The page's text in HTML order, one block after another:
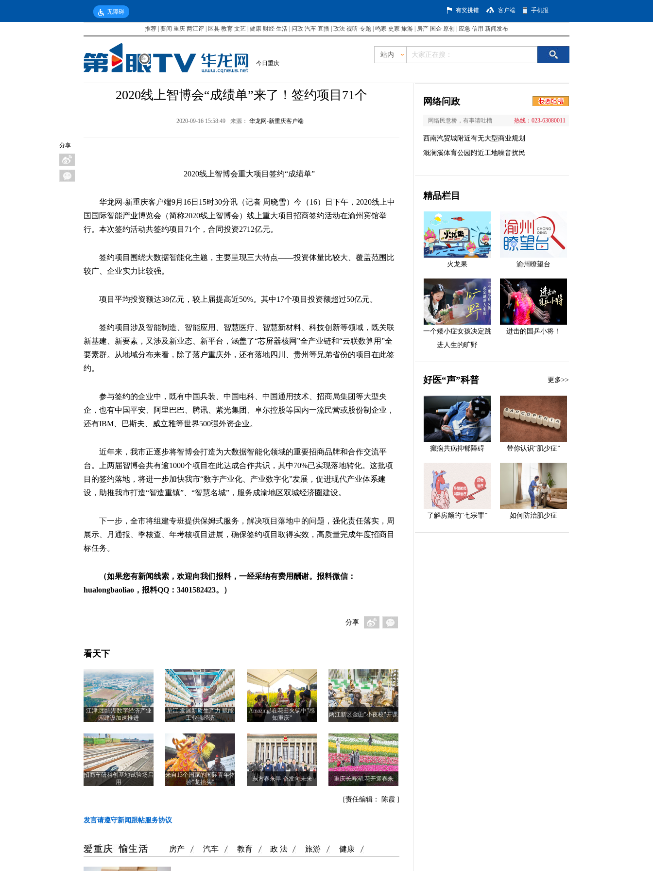
无障碍 有奖挑错 客户端 手机报
推荐 要闻 重庆 两江评 区县 教育 文艺 健康 财经 生活 问政 汽车 直播 政法 视听 专题 鸣家 史家 旅游 房产 国企 原创 应急 信用 新闻发布
今日重庆
站内
分享
2020线上智博会“成绩单”来了！签约项目71个
2020-09-16 15:58:49 来源： 华龙网-新重庆客户端
2020线上智博会重大项目签约“成绩单”
华龙网-新重庆客户端9月16日15时30分讯（记者 周晓雪）今（16）日下午，2020线上中
国国际智能产业博览会（简称2020线上智博会）线上重大项目招商签约活动在渝州宾馆举
行。本次签约活动共签约项目71个，合同投资2712亿元。
签约项目围绕大数据智能化主题，主要呈现三大特点——投资体量比较大、覆盖范围比
较广、企业实力比较强。
项目平均投资额达38亿元，较上届提高近50%。其中17个项目投资额超过50亿元。
签约项目涉及智能制造、智能应用、智慧医疗、智慧新材料、科技创新等领域，既关联
新基建、新要素，又涉及新业态、新平台，涵盖了“芯屏器核网”全产业链和“云联数算用”全
要素群。从地域分布来看，除了落户重庆外，还有落地四川、贵州等兄弟省份的项目在此签
约。
参与签约的企业中，既有中国兵装、中国电科、中国通用技术、招商局集团等大型央
企，也有中国平安、阿里巴巴、腾讯、紫光集团、卓尔控股等国内一流民营或股份制企业，
还有IBM、巴斯夫、威立雅等世界500强外资企业。
近年来，我市正逐步将智博会打造为大数据智能化领域的重要招商品牌和合作交流平
台。上两届智博会共有逾1000个项目在此达成合作共识，其中70%已实现落地转化。这批项
目的签约落地，将进一步加快我市“数字产业化、产业数字化”发展，促进现代产业体系建
设，助推我市打造“智造重镇”、“智慧名城”，服务成渝地区双城经济圈建设。
下一步，全市将组建专班提供保姆式服务，解决项目落地中的问题，强化责任落实，周
展示、月通报、季核查、年考核项目进展，确保签约项目取得实效，高质量完成年度招商目
标任务。
（如果您有新闻线索，欢迎向我们报料，一经采纳有费用酬谢。报料微信：
hualongbaoliao，报料QQ：3401582423。）
分享
看天下
江津:团结湖数字经济产业
园建设加速推进
垫江:发展新质生产力 赋能
工业强经济
Amazing!在花田火锅中"感
知重庆"
两江新区金山"小夜校"开课
招商车研科创基地试验场启
用
来自13个国家的国际青年体
验"龙抬头"
东方春来早 奋发向未来 重庆长寿湖:花开迎春来
[责任编辑： 陈霞 ]
发言请遵守新闻跟帖服务协议
房产 汽车 教育 政 法 旅游 健康
网络问政
网络民意桥，有事请吐槽 热线：023-63080011
西南汽贸城附近有无大型商业规划
溉澜溪体育公园附近工地噪音扰民
精品栏目
火龙果 渝州瞭望台
一个矮小症女孩决定跳
进人生的旷野
进击的国乒小将！
好医“声”科普 更多>>
癫痫共病抑郁障碍 带你认识“肌少症”
了解房颤的“七宗罪” 如何防治肌少症